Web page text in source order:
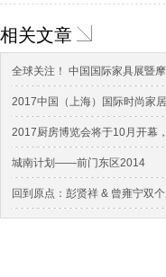
相关文章
全球关注！ 中国国际家具展暨
2017中国（上海）国际时尚家
2017厨房博览会将于10月开幕
城南计划——前门东区2014
回到原点：彭贤祥 & 曾雍宁双